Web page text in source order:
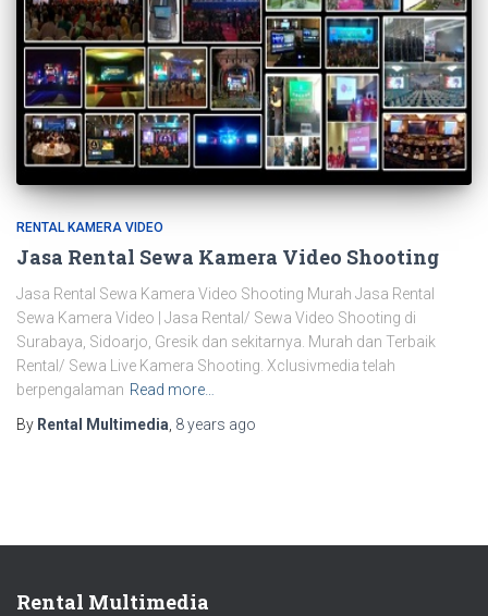
RENTAL KAMERA VIDEO
Jasa Rental Sewa Kamera Video Shooting
Jasa Rental Sewa Kamera Video Shooting Murah Jasa Rental
Sewa Kamera Video | Jasa Rental/ Sewa Video Shooting di
Surabaya, Sidoarjo, Gresik dan sekitarnya. Murah dan Terbaik
Rental/ Sewa Live Kamera Shooting. Xclusivmedia telah
berpengalaman Read more…
By Rental Multimedia 8 years ago
Rental Multimedia